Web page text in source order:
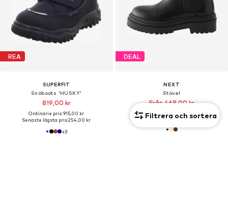
REA
SUPERFIT
Snöboots 'HUSKY'
819,00 kr
Ordinarie pris: 915,00 kr
Senaste lägsta pris:254,00 kr
+3
DEAL
NEXT
Stövel
Från 468,00 kr
Ordinarie pris: 780,00 kr
Senaste lägsta pris:405,60 kr
Filtrera och sortera